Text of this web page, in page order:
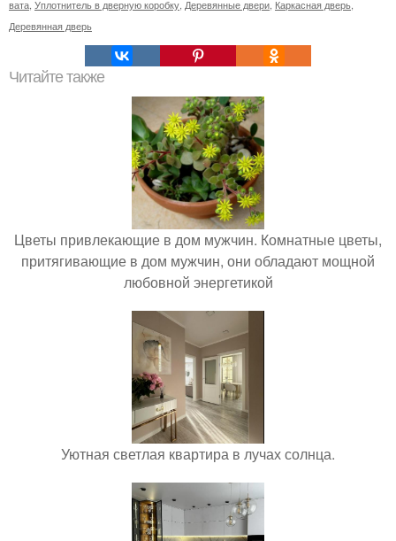
вата Уплотнитель в дверную коробку Деревянные двери Каркасная дверь
Деревянная дверь
Читайте также
Цветы привлекающие в дом мужчин. Комнатные цветы,
притягивающие в дом мужчин, они обладают мощной
любовной энергетикой
Уютная светлая квартира в лучах солнца.